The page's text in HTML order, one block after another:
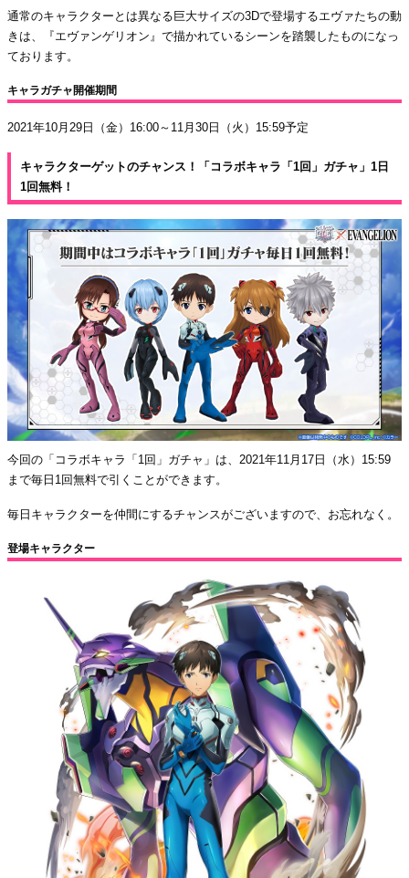
通常のキャラクターとは異なる巨大サイズの3Dで登場するエヴァたちの動
きは、『エヴァンゲリオン』で描かれているシーンを踏襲したものになっ
ております。
キャラガチャ開催期間
2021年10月29日（金）16:00～11月30日（火）15:59予定
キャラクターゲットのチャンス！「コラボキャラ「1回」ガチャ」1日
1回無料！
今回の「コラボキャラ「1回」ガチャ」は、2021年11月17日（水）15:59
まで毎日1回無料で引くことができます。
毎日キャラクターを仲間にするチャンスがございますので、お忘れなく。
登場キャラクター